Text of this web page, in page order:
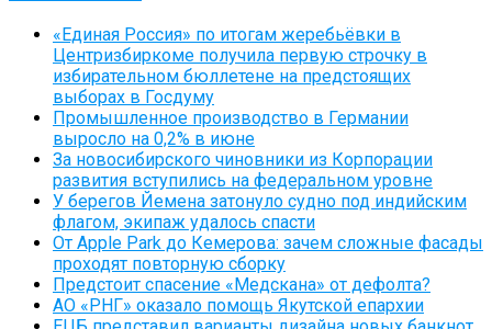
«Единая Россия» по итогам жеребьёвки в
Центризбиркоме получила первую строчку в
избирательном бюллетене на предстоящих
выборах в Госдуму
Промышленное производство в Германии
выросло на 0,2% в июне
За новосибирского чиновники из Корпорации
развития вступились на федеральном уровне
У берегов Йемена затонуло судно под индийским
флагом, экипаж удалось спасти
От Apple Park до Кемерова: зачем сложные фасады
проходят повторную сборку
Предстоит спасение «Медскана» от дефолта?
АО «РНГ» оказало помощь Якутской епархии